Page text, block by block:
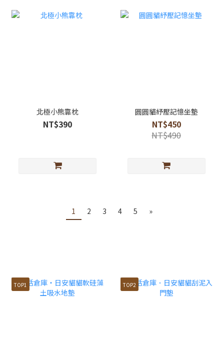
北極小熊靠枕
NT$390
圓圓貓紓壓記憶坐墊
NT$450
NT$490
1 2 3 4 5 »
TOP1 TOP2